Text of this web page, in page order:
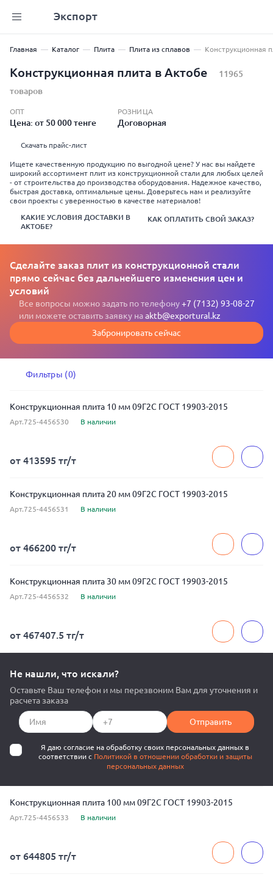
Экспорт
Главная Каталог Плита Плита из сплавов Конструкционная
Конструкционная плита в Актобе
11965
товаров
ОПТ
Цена: от 50 000 тенге
РОЗНИЦА
Договорная
Скачать прайс-лист
Ищете качественную продукцию по выгодной цене? У нас вы найдете
широкий ассортимент плит из конструкционной стали для любых целей
- от строительства до производства оборудования. Надежное качество,
быстрая доставка, оптимальные цены. Доверьтесь нам и реализуйте
свои проекты с уверенностью в качестве материалов!
КАКИЕ УСЛОВИЯ ДОСТАВКИ В
АКТОБЕ?
КАК ОПЛАТИТЬ СВОЙ ЗАКАЗ?
Сделайте заказ плит из конструкционной стали
прямо сейчас без дальнейшего изменения цен и
условий
Все вопросы можно задать по телефону+7 (7132) 93-08-27
или можете оставить заявку наaktb@exportural.kz
Забронировать сейчас
Фильтры (0)
Конструкционная плита 10 мм 09Г2С ГОСТ 19903-2015
Арт.725-4456530 В наличии
от 413595 тг/т
Конструкционная плита 20 мм 09Г2С ГОСТ 19903-2015
Арт.725-4456531 В наличии
от 466200 тг/т
Конструкционная плита 30 мм 09Г2С ГОСТ 19903-2015
Арт.725-4456532 В наличии
от 467407.5 тг/т
Не нашли, что искали?
Оставьте Ваш телефон и мы перезвоним Вам для уточнения и
расчета заказа
Отправить
Я даю согласие на обработку своих персональных данных в
соответствии с Политикой в отношении обработки и защиты
персональных данных
Конструкционная плита 100 мм 09Г2С ГОСТ 19903-2015
Арт.725-4456533 В наличии
от 644805 тг/т